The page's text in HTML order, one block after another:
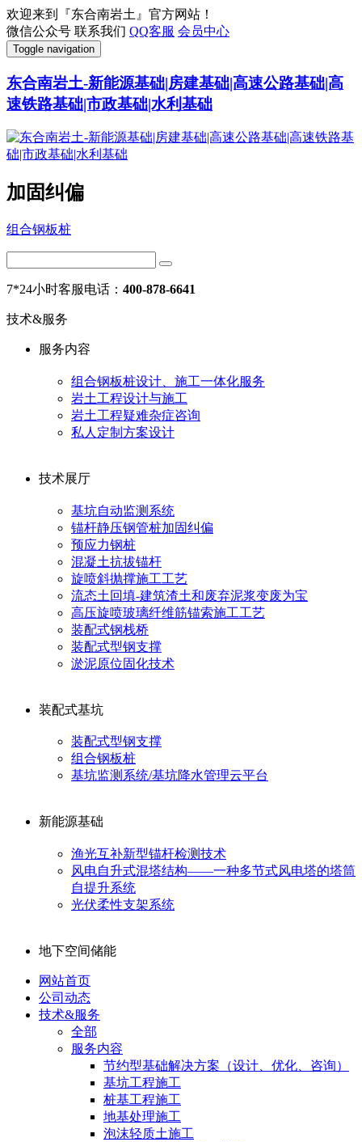
欢迎来到『东合南岩土』官方网站！
微信公众号 联系我们 QQ客服 会员中心
Toggle navigation
东合南岩土-新能源基础|房建基础|高速公路基础|高
速铁路基础|市政基础|水利基础
加固纠偏
组合钢板桩
7*24小时客服电话： 400-878-6641
技术&服务
服务内容
组合钢板桩设计、施工一体化服务
岩土工程设计与施工
岩土工程疑难杂症咨询
私人定制方案设计
技术展厅
基坑自动监测系统
锚杆静压钢管桩加固纠偏
预应力钢桩
混凝土抗拔锚杆
旋喷斜抛撑施工工艺
流态土回填-建筑渣土和废弃泥浆变废为宝
高压旋喷玻璃纤维筋锚索施工工艺
装配式钢栈桥
装配式型钢支撑
淤泥原位固化技术
装配式基坑
装配式型钢支撑
组合钢板桩
基坑监测系统/基坑降水管理云平台
新能源基础
渔光互补新型锚杆检测技术
风电自升式混塔结构——一种多节式风电塔的塔筒
自提升系统
光伏柔性支架系统
地下空间储能
网站首页
公司动态
技术&服务
全部
服务内容
节约型基础解决方案（设计、优化、咨询）
基坑工程施工
桩基工程施工
地基处理施工
泡沫轻质土施工